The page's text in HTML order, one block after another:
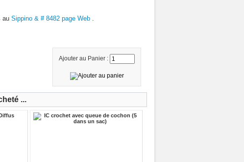
au Sippino & # 8482 page Web
Ajouter au Panier :
...